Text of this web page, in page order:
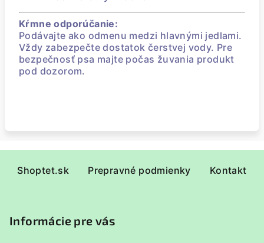
Kŕmne odporúčanie:
Podávajte ako odmenu medzi hlavnými jedlami.
Vždy zabezpečte dostatok čerstvej vody. Pre
bezpečnosť psa majte počas žuvania produkt
pod dozorom.
Shoptet.sk Prepravné podmienky Kontakt
Informácie pre vás